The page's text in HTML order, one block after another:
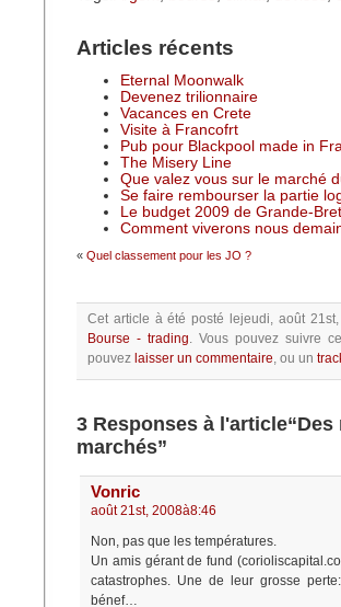
Articles récents
Eternal Moonwalk
Devenez trilionnaire
Vacances en Crete
Visite à Francofrt
Pub pour Blackpool made in
The Misery Line
Que valez vous sur le marché
Se faire rembourser la partie
Le budget 2009 de Grande-
Comment viverons nous
« Quel classement pour les JO ?
Cet article à été posté lejeudi, août
Bourse - trading. Vous pouvez suivre
pouvez laisser un commentaire, ou un
3 Responses à
marchés”
Vonric
août 21st, 2008à8:46
Non, pas que les températures.
Un amis gérant de fund
catastrophes. Une de leur grosse
bénef…